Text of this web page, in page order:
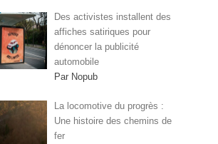
Des activistes installent des
affiches satiriques pour
dénoncer la publicité
automobile
Par Nopub
La locomotive du progrès :
Une histoire des chemins de
fer